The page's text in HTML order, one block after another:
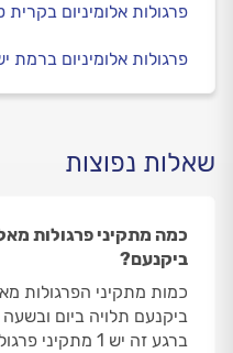
פרגולות אלומיניום בקרית
פרגולות אלומיניום ברמת
שאלות נפוצות
כמה מתקיני פרגולות
ביקנעם?
כמות מתקיני הפרגולות
ביקנעם תלויה ביום
ברגע זה יש 1